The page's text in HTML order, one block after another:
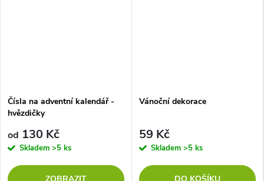
Čísla na adventní kalendář -
hvězdičky
od 130 Kč
Skladem >5 ks
ZOBRAZIT
Vánoční dekorace
59 Kč
Skladem >5 ks
DO KOŠÍKU